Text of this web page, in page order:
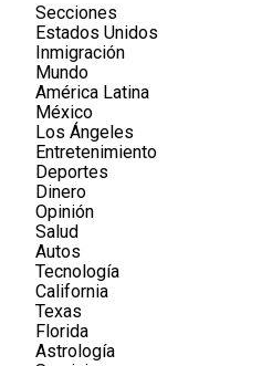
Secciones
Estados Unidos
Inmigración
Mundo
América Latina
México
Los Ángeles
Entretenimiento
Deportes
Dinero
Opinión
Salud
Autos
Tecnología
California
Texas
Florida
Astrología